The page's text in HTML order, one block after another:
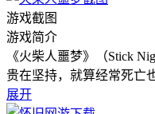
游戏截图
游戏简介
《火柴人噩梦》（Stick
贵在坚持，就算经常死亡
展开